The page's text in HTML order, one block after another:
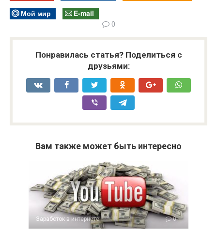
Мой мир
E-mail
0
Понравилась статья? Поделиться с
друзьями:
Вам также может быть интересно
Заработок в интернете 0